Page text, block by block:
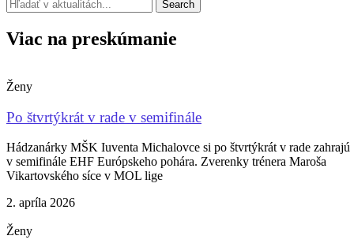
Search
Viac na preskúmanie
Ženy
Po štvrtýkrát v rade v semifinále
Hádzanárky MŠK Iuventa Michalovce si po štvrtýkrát v rade zahrajú
v semifinále EHF Európskeho pohára. Zverenky trénera Maroša
Vikartovského síce v MOL lige
2. apríla 2026
Ženy